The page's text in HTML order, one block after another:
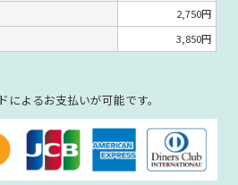
2,750円
3,850円
よるお支払いが可能です。